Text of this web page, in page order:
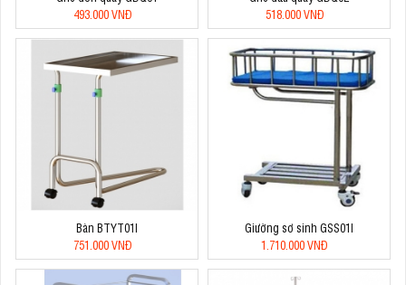
493.000 VNĐ
518.000 VNĐ
Bàn BTYT01I
751.000 VNĐ
Giường sơ sinh GSS01I
1.710.000 VNĐ